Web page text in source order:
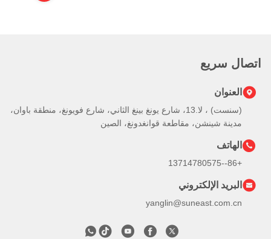
اتصال سريع
العنوان
(سنست) ، لا.13، شارع يونغ بينغ الثاني، شارع فويونغ، منطقة باوان،
مدينة شينشن، مقاطعة قوانغدونغ، الصين
الهاتف
+86--13714780575
البريد الإلكتروني
yanglin@suneast.com.cn